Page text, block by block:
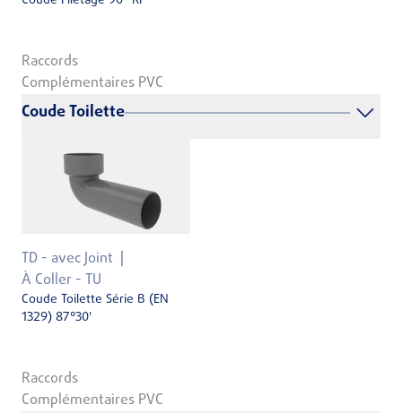
Raccords
Complémentaires PVC
Coude Toilette
TD - avec Joint
À Coller - TU
Coude Toilette Série B (EN
1329) 87°30'
Raccords
Complémentaires PVC